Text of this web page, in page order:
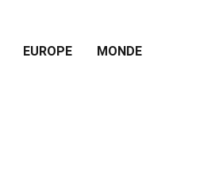
EUROPE MONDE